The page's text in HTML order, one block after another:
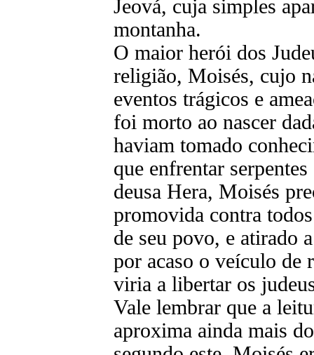
Jeová, cuja simples
montanha.
O maior herói dos
religião, Moisés, cujo
eventos trágicos e
foi morto ao nascer
haviam tomado
que enfrentar
deusa Hera, Moisés
promovida contra
de seu povo, e atirado
por acaso o veículo de
viria a libertar os
Vale lembrar que a
aproxima ainda mais